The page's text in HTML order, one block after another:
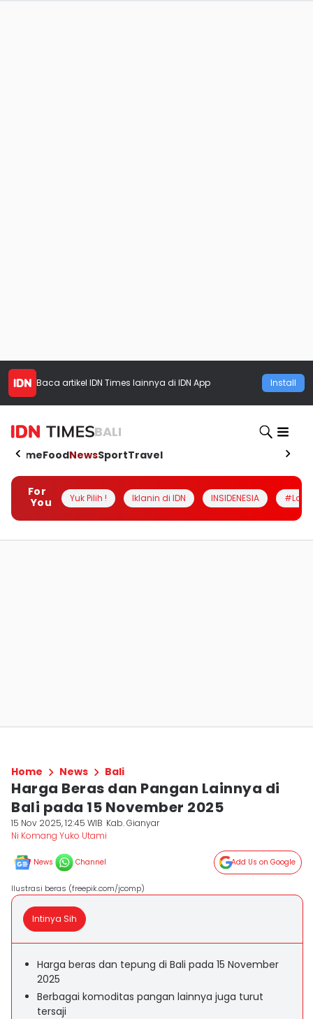
Baca artikel IDN Times lainnya di IDN App Install
BALI
HomeFoodNewsSportTravel
For
You
Yuk Pilih ! Iklanin di IDN INSIDENESIA
Home News Bali
Harga Beras dan Pangan Lainnya di
Bali pada 15 November 2025
15 Nov 2025, 12:45 WIB Kab. Gianyar
Ni Komang Yuko Utami
News Channel Add Us on Google
Ilustrasi beras (freepik.com/jcomp)
Intinya Sih
Harga beras dan tepung di Bali pada 15 November
2025
Berbagai komoditas pangan lainnya juga turut
tersaji